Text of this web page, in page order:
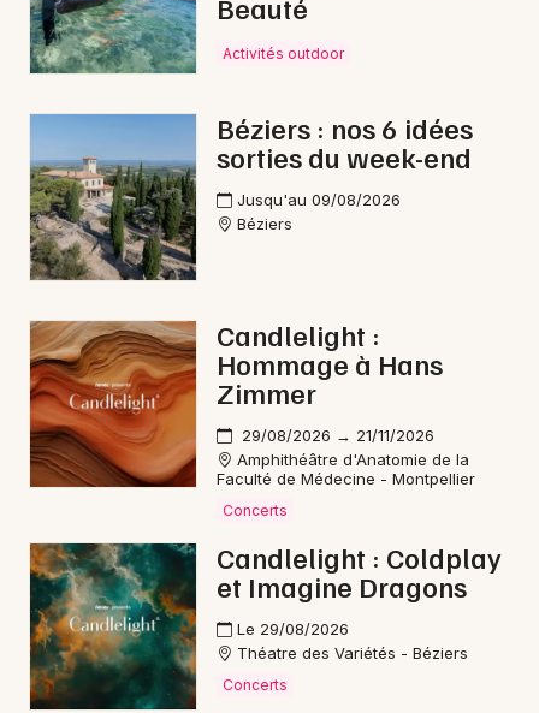
Beauté
Activités outdoor
Béziers : nos 6 idées
sorties du week-end
Jusqu'au 09/08/2026
Béziers
Candlelight :
Hommage à Hans
Zimmer
29/08/2026 → 21/11/2026
Amphithéâtre d'Anatomie de la
Faculté de Médecine - Montpellier
Concerts
Candlelight : Coldplay
et Imagine Dragons
Le 29/08/2026
Théatre des Variétés - Béziers
Concerts